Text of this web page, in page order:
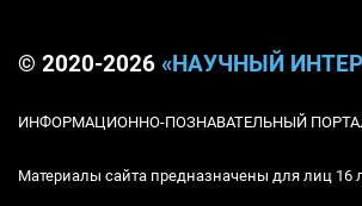
© 2020-2026 «НАУЧНЫЙ
ИНФОРМАЦИОННО-ПОЗНАВАТЕЛЬНЫЙ
Материалы сайта предназначены для лиц 16